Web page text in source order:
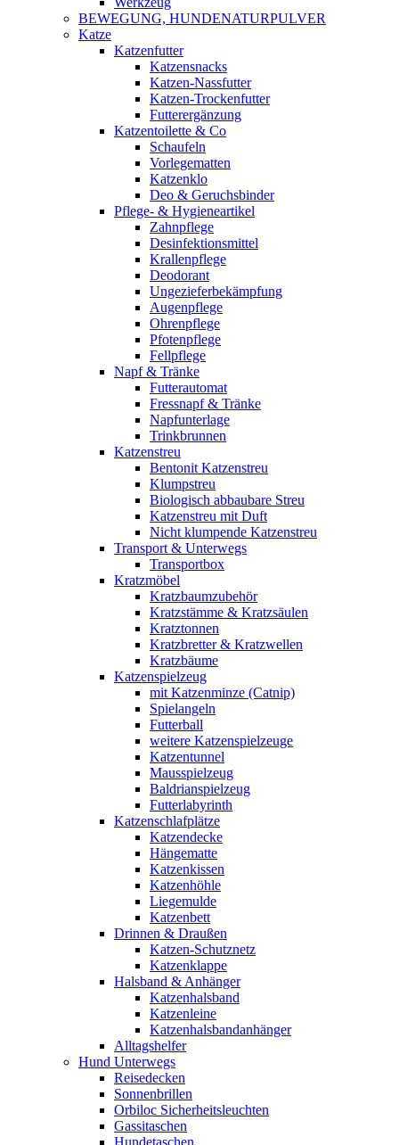
BEWEGUNG, HUNDENATURPULVER
Katze
Katzenfutter
Katzensnacks
Katzen-Nassfutter
Katzen-Trockenfutter
Futterergänzung
Katzentoilette & Co
Schaufeln
Vorlegematten
Katzenklo
Deo & Geruchsbinder
Pflege- & Hygieneartikel
Zahnpflege
Desinfektionsmittel
Krallenpflege
Deodorant
Ungezieferbekämpfung
Augenpflege
Ohrenpflege
Pfotenpflege
Fellpflege
Napf & Tränke
Futterautomat
Fressnapf & Tränke
Napfunterlage
Trinkbrunnen
Katzenstreu
Bentonit Katzenstreu
Klumpstreu
Biologisch abbaubare Streu
Katzenstreu mit Duft
Nicht klumpende Katzenstreu
Transport & Unterwegs
Transportbox
Kratzmöbel
Kratzbaumzubehör
Kratzstämme & Kratzsäulen
Kratztonnen
Kratzbretter & Kratzwellen
Kratzbäume
Katzenspielzeug
mit Katzenminze (Catnip)
Spielangeln
Futterball
weitere Katzenspielzeuge
Katzentunnel
Mausspielzeug
Baldrianspielzeug
Futterlabyrinth
Katzenschlafplätze
Katzendecke
Hängematte
Katzenkissen
Katzenhöhle
Liegemulde
Katzenbett
Drinnen & Draußen
Katzen-Schutznetz
Katzenklappe
Halsband & Anhänger
Katzenhalsband
Katzenleine
Katzenhalsbandanhänger
Alltagshelfer
Hund Unterwegs
Reisedecken
Sonnenbrillen
Orbiloc Sicherheitsleuchten
Gassitaschen
Hundetaschen